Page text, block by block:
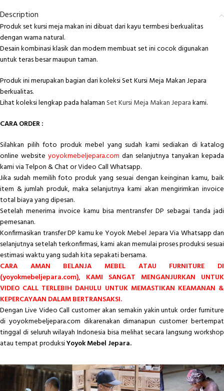
Description
Produk set kursi meja makan ini dibuat dari kayu termbesi berkualitas
dengan warna natural.
Desain kombinasi klasik dan modern membuat set ini cocok digunakan
untuk teras besar maupun taman.
Produk ini merupakan bagian dari koleksi Set Kursi Meja Makan Jepara
berkualitas.
Lihat koleksi lengkap pada halaman Set Kursi Meja Makan Jeparakami.
CARA ORDER :
Silahkan pilih foto produk mebel yang sudah kami sediakan di katalog
online website yoyokmebeljepara.com dan selanjutnya tanyakan kepada
kami via Telpon & Chat or Video Call Whatsapp.
Jika sudah memilih foto produk yang sesuai dengan keinginan kamu, baik
item & jumlah produk, maka selanjutnya kami akan mengirimkan invoice
total biaya yang dipesan.
Setelah menerima invoice kamu bisa mentransfer DP sebagai tanda jadi
pemesanan.
Konfirmasikan transfer DP kamu ke Yoyok Mebel Jepara Via Whatsapp dan
selanjutnya setelah terkonfirmasi, kami akan memulai proses produksi sesuai
estimasi waktu yang sudah kita sepakati bersama.
CARA AMAN BELANJA MEBEL ATAU FURNITURE DI
(yoyokmebeljepara.com), KAMI SANGAT MENGANJURKAN UNTUK
VIDEO CALL TERLEBIH DAHULU UNTUK MEMASTIKAN KEAMANAN &
KEPERCAYAAN DALAM BERTRANSAKSI.
Dengan Live Video Call customer akan semakin yakin untuk order furniture
di yoyokmebeljepara.com dikarenakan dimanapun customer bertempat
tinggal di seluruh wilayah Indonesia bisa melihat secara langsung workshop
atau tempat produksiYoyok Mebel Jepara.